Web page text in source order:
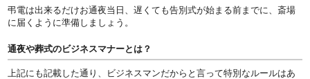
弔電は出来るだけお通夜当日、遅くても告別式が始まる前までに、斎場
に届くように準備しましょう。
通夜や葬式のビジネスマナーとは？
上記にも記載した通り、ビジネスマンだからと言って特別なルールはあ